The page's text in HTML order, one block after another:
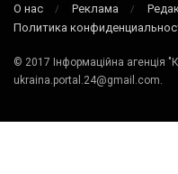
О нас Реклама
Политика
© 2017 Інформаційна агенція
ukraina.portal.24@gmail.com.